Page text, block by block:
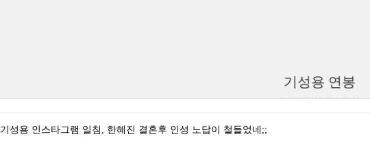
기성용 연봉
기성용 인스타그램 일침, 한혜진 결혼후 인성 노답이 철들었네;;